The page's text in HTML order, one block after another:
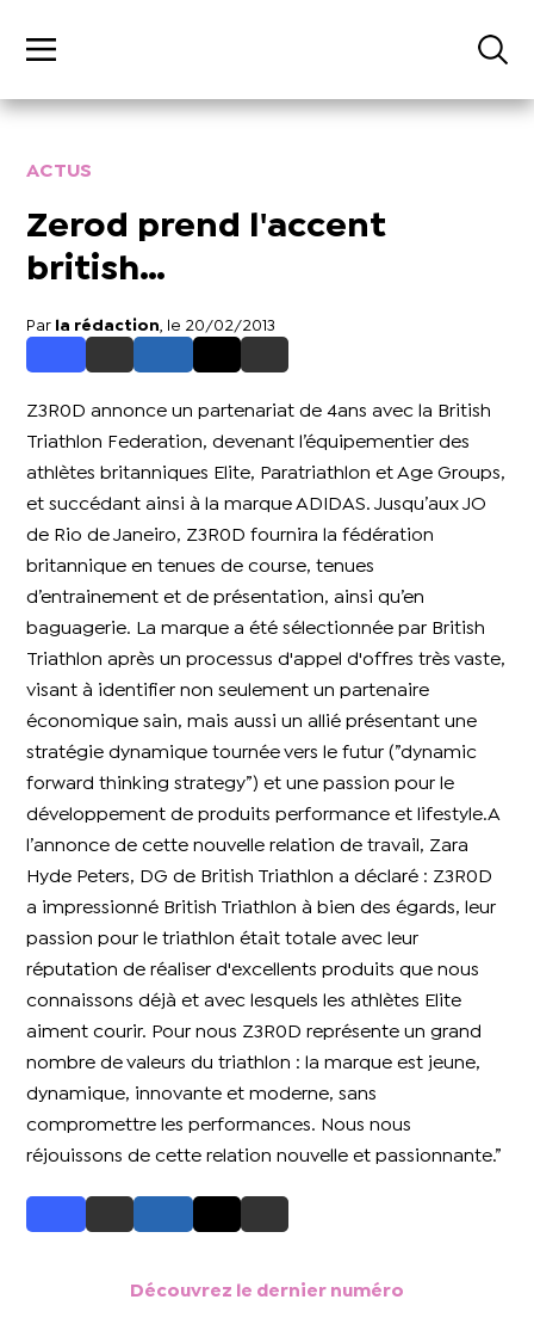
ACTUS
Zerod prend l'accent
british…
Par la rédaction , le 20/02/2013
Z3R0D annonce un partenariat de 4ans avec la British
Triathlon Federation, devenant l’équipementier des
athlètes britanniques Elite, Paratriathlon et Age Groups,
et succédant ainsi à la marque ADIDAS. Jusqu’aux JO
de Rio de Janeiro, Z3R0D fournira la fédération
britannique en tenues de course, tenues
d’entrainement et de présentation, ainsi qu’en
baguagerie. La marque a été sélectionnée par British
Triathlon après un processus d'appel d'offres très vaste,
visant à identifier non seulement un partenaire
économique sain, mais aussi un allié présentant une
stratégie dynamique tournée vers le futur (”dynamic
forward thinking strategy”) et une passion pour le
développement de produits performance et lifestyle.A
l’annonce de cette nouvelle relation de travail, Zara
Hyde Peters, DG de British Triathlon a déclaré : Z3R0D
a impressionné British Triathlon à bien des égards, leur
passion pour le triathlon était totale avec leur
réputation de réaliser d'excellents produits que nous
connaissons déjà et avec lesquels les athlètes Elite
aiment courir. Pour nous Z3R0D représente un grand
nombre de valeurs du triathlon : la marque est jeune,
dynamique, innovante et moderne, sans
compromettre les performances. Nous nous
réjouissons de cette relation nouvelle et passionnante.”
Découvrez le dernier numéro